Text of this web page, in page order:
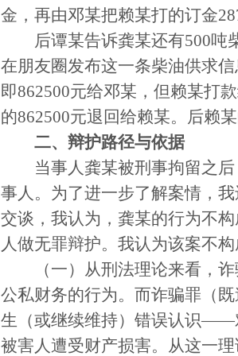
金，再由邓某把赖某打的订金
后谭某告诉龚某还有500吨
在朋友圈发布这一条柴油供求
即862500元给邓某，但赖某打
的862500元退回给赖某。后赖
二、辩护路径与依据
当事人龚某被刑事拘留之
事人。为了进一步了解案情，
交谈，我认为，龚某的行为不
人做无罪辩护。我认为该案不
（一）从刑法理论来看，
公私财务的行为。而诈骗罪（
生（或继续维持）错误认识
被害人遭受财产损害。从这一理